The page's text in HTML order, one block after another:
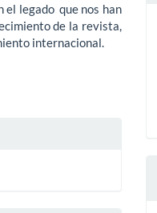
el legado que nos han
de la revista,
internacional.